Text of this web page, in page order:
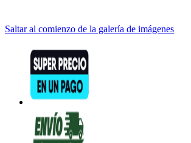
Saltar al comienzo de la galería de imágenes